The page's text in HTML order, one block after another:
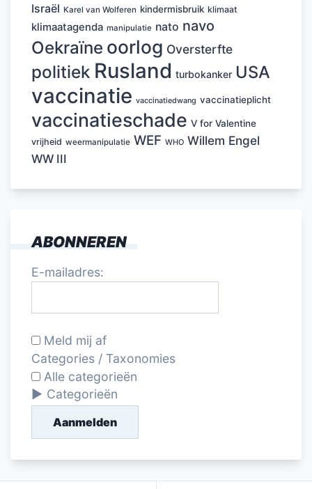
Israël Karel van Wolferen kindermisbruik klimaat
klimaatagenda manipulatie nato navo
Oekraïne oorlog Oversterfte
politiek Rusland turbokanker USA
vaccinatie vaccinatiedwang vaccinatieplicht
vaccinatieschade V for Valentine
vrijheid weermanipulatie WEF WHO Willem Engel
WW III
ABONNEREN
E-mailadres:
Meld mij af
Categories / Taxonomies
Alle categorieën
Categorieën
Aanmelden